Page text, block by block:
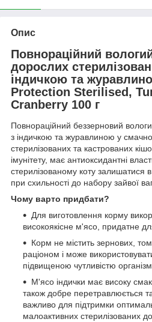
Опис
Повнораційний
дорослих
індичкою та
Protection Sterilised,
Cranberry 100 г
Повнораційний беззерновий
з індичкою та журавлиною у
стерилізованих та кастрованих
імунітету, має антиоксидантні
стерилізованому коту залишатися
при схильності до набору зайвої
Чому варто придбати?
Для виготовлення корму
високоякісне м'ясо, придатне
Корм не містить зернових,
раціоном і може
підвищеною чутливістю
М'ясо індички має високу
також добре перетравлюється
важливо для підтримки
малоактивних стерилізованих